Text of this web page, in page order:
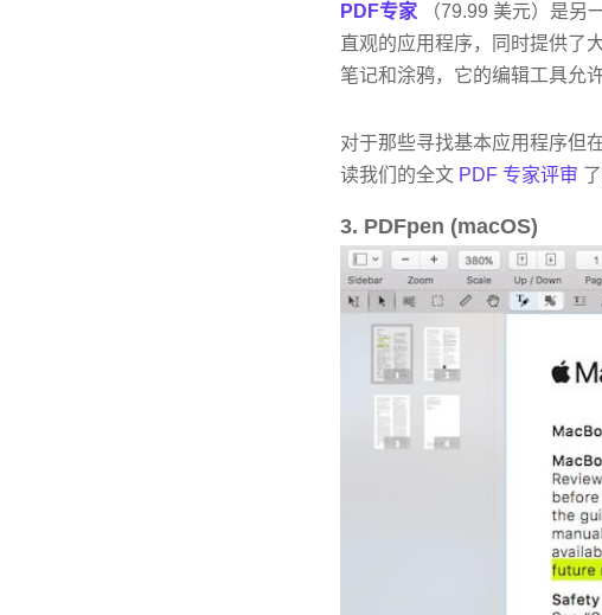
PDF专家 （79.99 美元）是另
直观的应用程序，同时提供了
笔记和涂鸦，它的编辑工具允
对于那些寻找基本应用程序但
读我们的全文 PDF 专家评审
3. PDFpen (macOS)